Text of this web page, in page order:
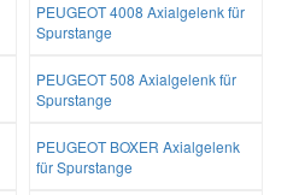
PEUGEOT 4008 Axialgelenk für
Spurstange
PEUGEOT 508 Axialgelenk für
Spurstange
PEUGEOT BOXER Axialgelenk
für Spurstange